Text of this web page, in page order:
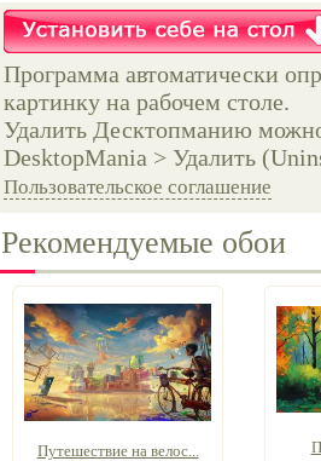
Программа автоматически
картинку на рабочем столе.
Удалить Десктопманию
DesktopMania > Удалить
Пользовательское соглашение
Рекомендуемые обои
Путешествие на велос...